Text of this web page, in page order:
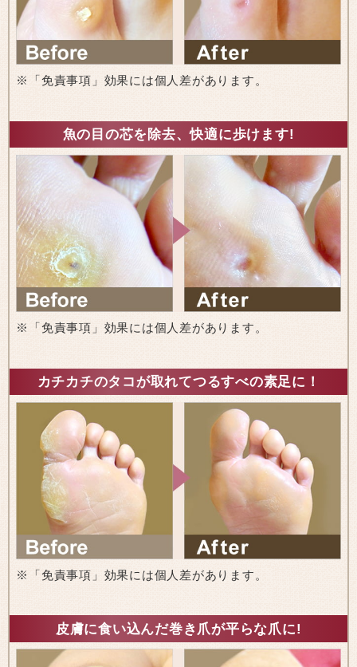
※「免責事項」効果には個人差があります。
魚の目の芯を除去、快適に歩けます!
※「免責事項」効果には個人差があります。
カチカチのタコが取れてつるすべの素足に！
※「免責事項」効果には個人差があります。
皮膚に食い込んだ巻き爪が平らな爪に!